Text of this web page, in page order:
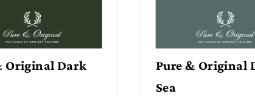
Original Dark
Pure & Original
Sea